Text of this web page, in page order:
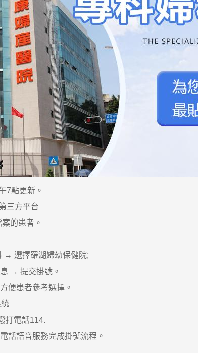
7點更新。
三方平台
的患者。
選擇羅湖婦幼保健院;
→ 提交掛號。
患者參考選擇。
打電話114.
語音服務完成掛號流程。